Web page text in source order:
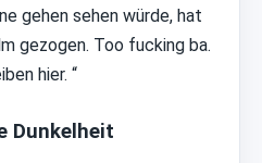
gehen sehen würde, hat
gezogen. Too fucking ba.
hier. “
Dunkelheit